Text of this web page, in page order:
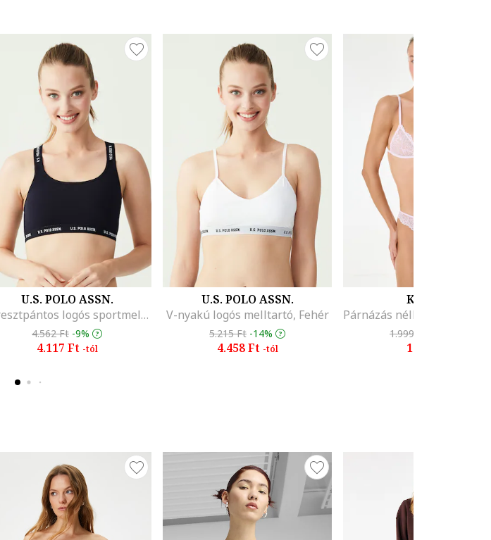
U.S. POLO ASSN.
Keresztpántos logós sportmelltartó, Tengerészkék
4.562 Ft -9%
4.117 Ft -tól
U.S. POLO ASSN.
V-nyakú logós melltartó, Fehér
5.215 Ft -14%
4.458 Ft -tól
KOTON
1.999 Ft
1.699 Ft